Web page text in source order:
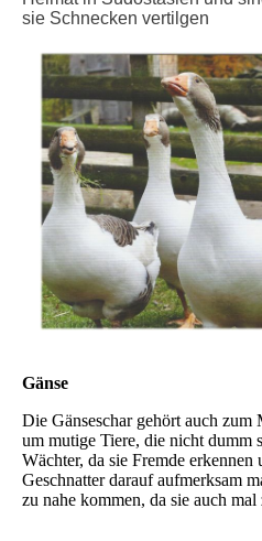
sie Schnecken vertilgen
Gänse
Die Gänseschar gehört auch zum
um mutige Tiere, die nicht dumm
Wächter, da sie Fremde erkennen
Geschnatter darauf aufmerksam
zu nahe kommen, da sie auch